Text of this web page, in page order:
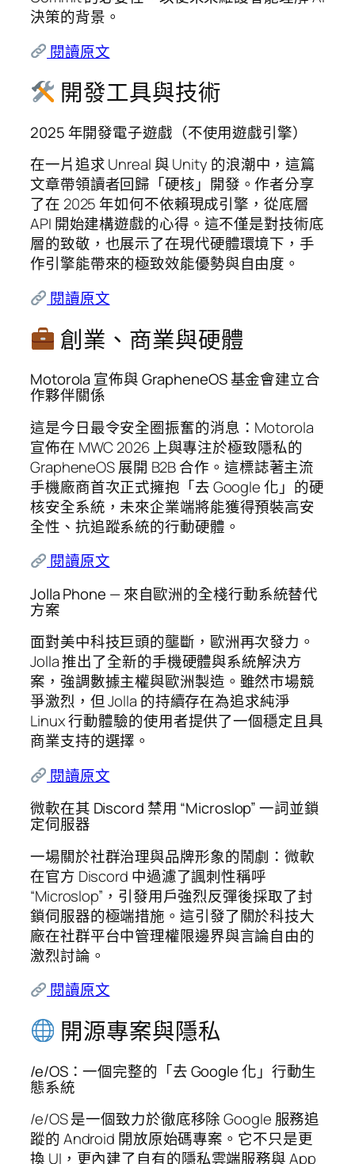
決策的背景。
閱讀原文
開發工具與技術
2025 年開發電子遊戲（不使用遊戲引擎）
在一片追求 Unreal 與 Unity 的浪潮中，這篇
文章帶領讀者回歸「硬核」開發。作者分享
了在 2025 年如何不依賴現成引擎，從底層
API 開始建構遊戲的心得。這不僅是對技術底
層的致敬，也展示了在現代硬體環境下，手
作引擎能帶來的極致效能優勢與自由度。
閱讀原文
創業、商業與硬體
Motorola 宣佈與 GrapheneOS 基金會建立合
作夥伴關係
這是今日最令安全圈振奮的消息：Motorola
宣佈在 MWC 2026 上與專注於極致隱私的
GrapheneOS 展開 B2B 合作。這標誌著主流
手機廠商首次正式擁抱「去 Google 化」的硬
核安全系統，未來企業端將能獲得預裝高安
全性、抗追蹤系統的行動硬體。
閱讀原文
Jolla Phone — 來自歐洲的全棧行動系統替代
方案
面對美中科技巨頭的壟斷，歐洲再次發力。
Jolla 推出了全新的手機硬體與系統解決方
案，強調數據主權與歐洲製造。雖然市場競
爭激烈，但 Jolla 的持續存在為追求純淨
Linux 行動體驗的使用者提供了一個穩定且具
商業支持的選擇。
閱讀原文
微軟在其 Discord 禁用 “Microslop” 一詞並鎖
定伺服器
一場關於社群治理與品牌形象的鬧劇：微軟
在官方 Discord 中過濾了諷刺性稱呼
“Microslop”，引發用戶強烈反彈後採取了封
鎖伺服器的極端措施。這引發了關於科技大
廠在社群平台中管理權限邊界與言論自由的
激烈討論。
閱讀原文
開源專案與隱私
/e/OS：一個完整的「去 Google 化」行動生
態系統
/e/OS 是一個致力於徹底移除 Google 服務追
蹤的 Android 開放原始碼專案。它不只是更
換 UI，更內建了自有的隱私雲端服務與 App